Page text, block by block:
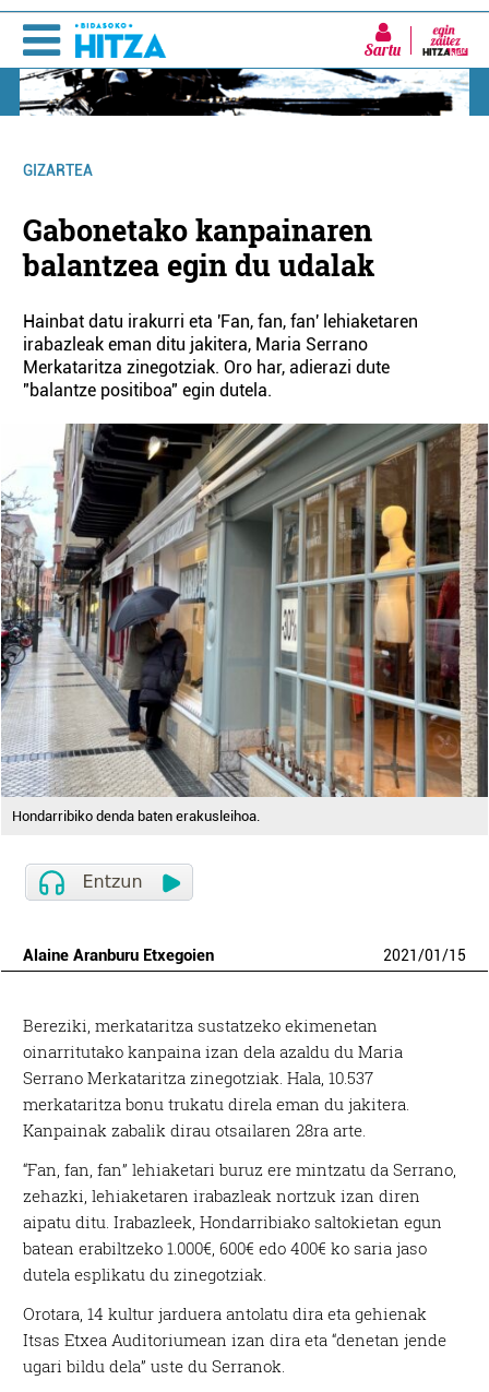
Sartu
GIZARTEA
Gabonetako kanpainaren
balantzea egin du udalak
Hainbat datu irakurri eta 'Fan, fan, fan' lehiaketaren
irabazleak eman ditu jakitera, Maria Serrano
Merkataritza zinegotziak. Oro har, adierazi dute
"balantze positiboa" egin dutela.
Hondarribiko denda baten erakusleihoa.
Alaine Aranburu Etxegoien 2021/01/15
Bereziki, merkataritza sustatzeko ekimenetan
oinarritutako kanpaina izan dela azaldu du Maria
Serrano Merkataritza zinegotziak. Hala, 10.537
merkataritza bonu trukatu direla eman du jakitera.
Kanpainak zabalik dirau otsailaren 28ra arte.
“Fan, fan, fan” lehiaketari buruz ere mintzatu da Serrano,
zehazki, lehiaketaren irabazleak nortzuk izan diren
aipatu ditu. Irabazleek, Hondarribiako saltokietan egun
batean erabiltzeko 1.000€, 600€ edo 400€ ko saria jaso
dutela esplikatu du zinegotziak.
Orotara, 14 kultur jarduera antolatu dira eta gehienak
Itsas Etxea Auditoriumean izan dira eta “denetan jende
ugari bildu dela” uste du Serranok.